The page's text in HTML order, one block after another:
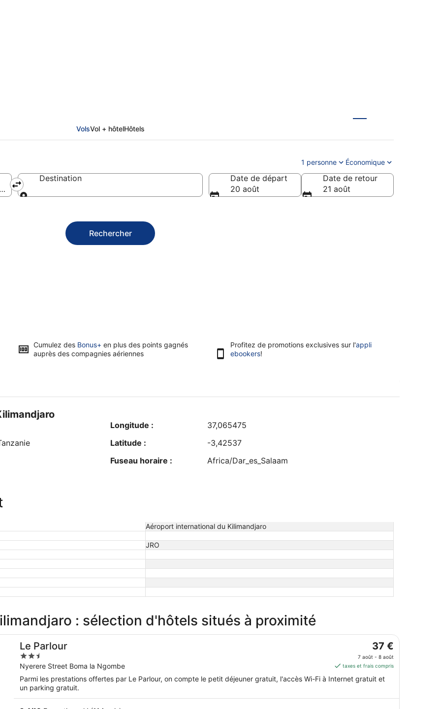
VolsVol + hôtelHôtels
1 personne Économique
du Kilimandjaro)
Destination
Date de départ
20 août
Date de retour
21 août
Rechercher
Cumulez des Bonus+ en plus des points gagnés
auprès des compagnies aériennes
Profitez de promotions exclusives sur l'appli
ebookers!
Longitude :
37,065475
Latitude :
-3,42537
Fuseau horaire :
Africa/Dar_es_Salaam
Aéroport international du Kilimandjaro
JRO
: sélection d'hôtels situés à proximité
Le Parlour
2.5
out
of
5
Nyerere Street Boma la Ngombe
Le
prix
est
de 37 €
par
37 €
7 août - 8 août
taxes et frais compris
Parmi les prestations offertes par Le Parlour, on compte le petit déjeuner gratuit, l'accès Wi-Fi à Internet gratuit et
un parking gratuit.